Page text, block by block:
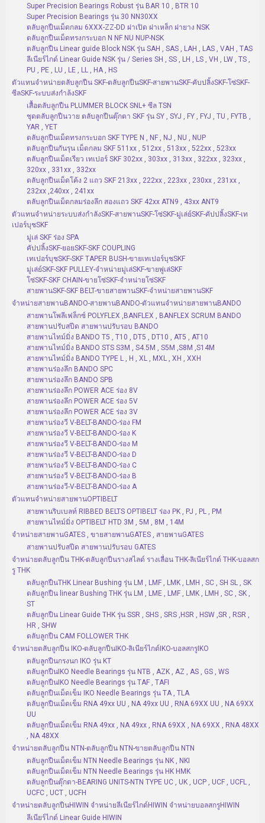
Super Precision Bearings Robust รุ่น BAR 10 , BTR 10
Super Precision Bearings รุ่น 30 NN30XX
ตลับลูกปืนเม็ดกลม 6XXX-ZZ-DD ฝาเปิด ฝาเหล็ก ฝายาง NSK
ตลับลูกปืนเม็ดทรงกระบอก N NF NU NUP-NSK
ตลับลูกปืน Linear guide Block NSK รุ่น SAH , SAS , LAH , LAS , VAH , TAS
ลีเนียร์ไกด์ Linear Guide NSK รุ่น / Series SH , SS , LH , LS , VH , LW , TS ,
PU , PE , LU , LE , LL , HA , HS
ตัวแทนจำหน่ายตลับลูกปืน SKF-ตลับลูกปืนSKF-สายพานSKF-คับปลิ้งSKF-โซ่SKF-
ซีลSKF-ระบบส่งกำล้งSKF
เสื้อตลับลูกปืน PLUMMER BLOCK SNL+ ซีล TSN
ชุดตลับลูกปืนวาย ตลับลูกปืนตุ๊กตา SKF รุ่น SY , SYJ , FY , FYJ , TU , FYTB ,
YAR , YET
ตลับลูกปืนเม็ดทรงกระบอก SKF TYPE N , NF , NJ , NU , NUP
ตลับลูกปืนกันรุน เม็ดกลม SKF 511xx , 512xx , 513xx , 522xx , 523xx
ตลับลูกปืนเม็ดเรียว เทเปอร์ SKF 302xx , 303xx , 313xx , 322xx , 323xx ,
320xx , 331xx , 332xx
ตลับลูกปืนเม็ดโค้ง 2 แถว SKF 213xx , 222xx , 223xx , 230xx , 231xx ,
232xx ,240xx , 241xx
ตลับลูกปืนเม็ดกลมร่องลึก สองแถว SKF 42xx ATN9 , 43xx ANT9
ตัวแทนจำหน่ายระบบส่งกำลังSKF-สายพานSKF-โซ่SKF-มู่เล่ย์SKF-คัปปลิ้งSKF-เท
เปอร์บุชSKF
มู่เล่ SKF ร่อง SPA
คัปปลิ้งSKF-ยอยSKF-SKF COUPLING
เทเปอร์บุชSKF-SKF TAPER BUSH-ขายเทเปอร์บุชSKF
มู่เล่ย์SKF-SKF PULLEY-จำหน่ายมู่เล่SKF-ขายพู่เล่SKF
โซ่SKF-SKF CHAIN-ขายโซ่SKF-จำหน่ายโซ่SKF
สายพานSKF-SKF BELT-ขายสายพานSKF-จำหน่ายสายพานSKF
จำหน่ายสายพานBANDO-สายพานBANDO-ตัวแทนจำหน่ายสายพานBANDO
สายพานโพลีเฟล็กซ์ POLYFLEX ,BANFLEX , BANFLEX SCRUM BANDO
สายพานปรับสปีด สายพานปรับรอบ BANDO
สายพานไทม์มิ่ง BANDO T5 , T10 , DT5 , DT10 , AT5 , AT10
สายพานไทม์มิ่ง BANDO STS S3M , S4.5M , S5M ,S8M ,S14M
สายพานไทม์มิ่ง BANDO TYPE L , H , XL , MXL , XH , XXH
สายพานร่องลึก BANDO SPC
สายพานร่องลึก BANDO SPB
สายพานร่องลึก POWER ACE ร่อง 8V
สายพานร่องลึก POWER ACE ร่อง 5V
สายพานร่องลึก POWER ACE ร่อง 3V
สายพานร่องวี V-BELT-BANDO-ร่อง FM
สายพานร่องวี V-BELT-BANDO-ร่อง K
สายพานร่องวี V-BELT-BANDO-ร่อง M
สายพานร่องวี V-BELT-BANDO-ร่อง D
สายพานร่องวี V-BELT-BANDO-ร่อง C
สายพานร่องวี V-BELT-BANDO-ร่อง B
สายพานร่องวี-V-BELT-BANDO-ร่อง A
ตัวแทนจำหน่ายสายพานOPTIBELT
สายพานริบเบลท์ RIBBED BELTS OPTIBELT ร่อง PK , PJ , PL , PM
สายพานไทม์มิ่ง OPTIBELT HTD 3M , 5M , 8M , 14M
จำหน่ายสายพานGATES , ขายสายพานGATES , สายพานGATES
สายพานปรับสปีด สายพานปรับรอบ GATES
จำหน่ายตลับลูกปืน THK-ตลับลูกปืนรางสไลด์ รางเลื่อน THK-ลิเนียร์ไกด์ THK-บอลสก
รู THK
ตลับลูกปืนTHK Linear Bushing รุ่น LM , LMF , LMK , LMH , SC , SH SL , SK
ตลับลูกปืน linear Bushing THK รุ่น LM , LME , LMF , LMK , LMH , SC , SK ,
ST
ตลับลูกปืน Linear Guide THK รุ่น SSR , SHS , SRS ,HSR , HSW ,SR , RSR ,
HR , SHW
ตลับลูกปืน CAM FOLLOWER THK
จำหน่ายตลับลูกปืน IKO-ตลับลูกปืนIKO-ลิเนียร์ไกด์IKO-บอลสกรูIKO
ตลับลูกปืนกรงนก IKO รุ่น KT
ตลับลูกปืนIKO Needle Bearings รุ่น NTB , AZK , AZ , AS , GS , WS
ตลับลูกปืนIKO Needle Bearings รุ่น TAF , TAFI
ตลับลูกปืนเม็ดเข็ม IKO Needle Bearings รุ่น TA , TLA
ตลับลูกปืนเม็ดเข็ม RNA 49xx UU , NA 49xx UU , RNA 69XX UU , NA 69XX
UU
ตลับลูกปืนเม็ดเข็ม RNA 49xx , NA 49xx , RNA 69XX , NA 69XX , RNA 48XX
, NA 48XX
จำหน่ายตลับลูกปืน NTN-ตลับลูกปืน NTN-ขายตลับลูกปืน NTN
ตลับลูกปืนเม็ดเข็ม NTN Needle Bearings รุ่น NK , NKI
ตลับลูกปืนเม็ดเข็ม NTN Needle Bearings รุ่น HK HMK
ตลับลูกปืนตุ๊กตา-BEARING UNITS-NTN TYPE UC , UK , UCP , UCF , UCFL ,
UCFC , UCT , UCFH
จำหน่ายตลับลูกปืนHIWIN จำหน่ายลีเนียร์ไกด์HIWIN จำหน่ายบอลสกรูHIWIN
ลีเนียร์ไกด์ Linear Guide HIWIN